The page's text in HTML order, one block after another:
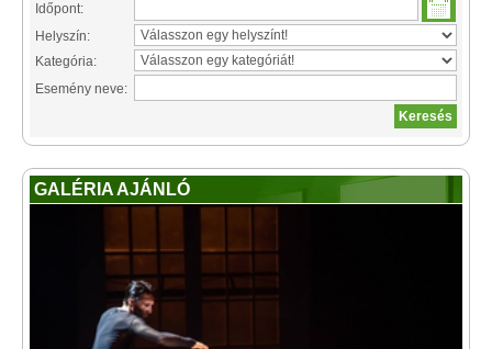
Időpont:
Helyszín:
Kategória:
Esemény neve:
GALÉRIA AJÁNLÓ